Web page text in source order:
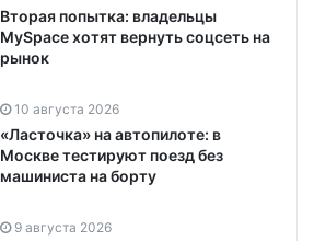
Вторая попытка: владельцы
MySpace хотят вернуть соцсеть на
рынок
10 августа 2026
«Ласточка» на автопилоте: в
Москве тестируют поезд без
машиниста на борту
9 августа 2026